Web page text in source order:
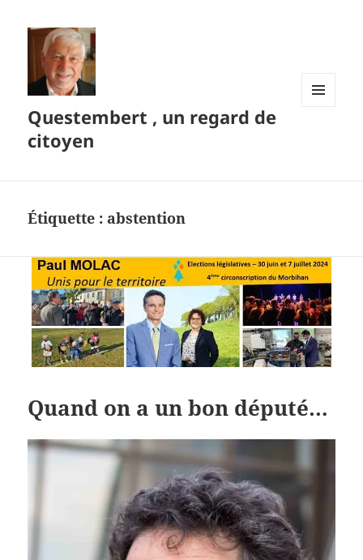
Questembert , un regard de
citoyen
Étiquette : abstention
Quand on a un bon député…